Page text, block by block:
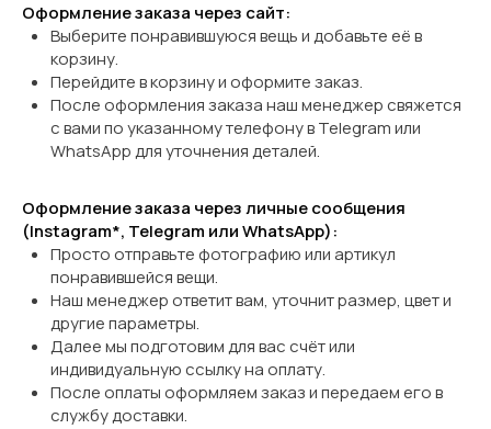
Оформление заказа через сайт:
Выберите понравившуюся вещь и добавьте её в
корзину.
Перейдите в корзину и оформите заказ.
После оформления заказа наш менеджер свяжется
с вами по указанному телефону в Telegram или
WhatsAppдля уточнения деталей.
Оформление заказа через личные сообщения
(Instagram*, Telegram или WhatsApp):
Просто отправьте фотографию или артикул
понравившейся вещи.
Наш менеджер ответит вам, уточнит размер, цвет и
другие параметры.
Далее мы подготовим для вас счёт или
индивидуальную ссылку на оплату.
После оплаты оформляем заказ и передаем его в
службу доставки.